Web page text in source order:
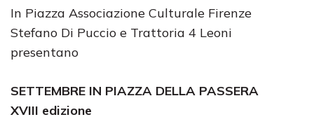
In Piazza Associazione Culturale Firenze
Stefano Di Puccio e Trattoria 4 Leoni
presentano
SETTEMBRE IN PIAZZA DELLA PASSERA
XVIII edizione